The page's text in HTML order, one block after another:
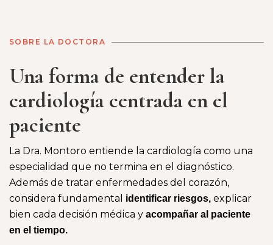
SOBRE LA DOCTORA
Una forma de entender la
cardiología centrada en el
paciente
La Dra. Montoro entiende la cardiología como una
especialidad que no termina en el diagnóstico.
Además de tratar enfermedades del corazón,
considera fundamental
identificar riesgos, explicar
bien cada decisión médica y acompañar al paciente
en el tiempo.